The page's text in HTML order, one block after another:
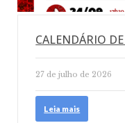
CALENDÁRIO
27 de julho de 2026
Leia mais